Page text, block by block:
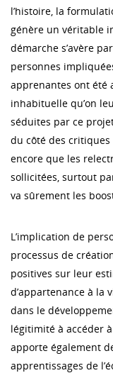
l’histoire, la
génère un véritable
démarche s’avère
personnes
apprenantes ont été
inhabituelle qu’on
séduites par ce
du côté des
encore que les
sollicitées, surtout
va sûrement les
L’implication de
processus de
positives sur leur
d’appartenance à la
dans le
légitimité à accéder
apporte également
apprentissages de